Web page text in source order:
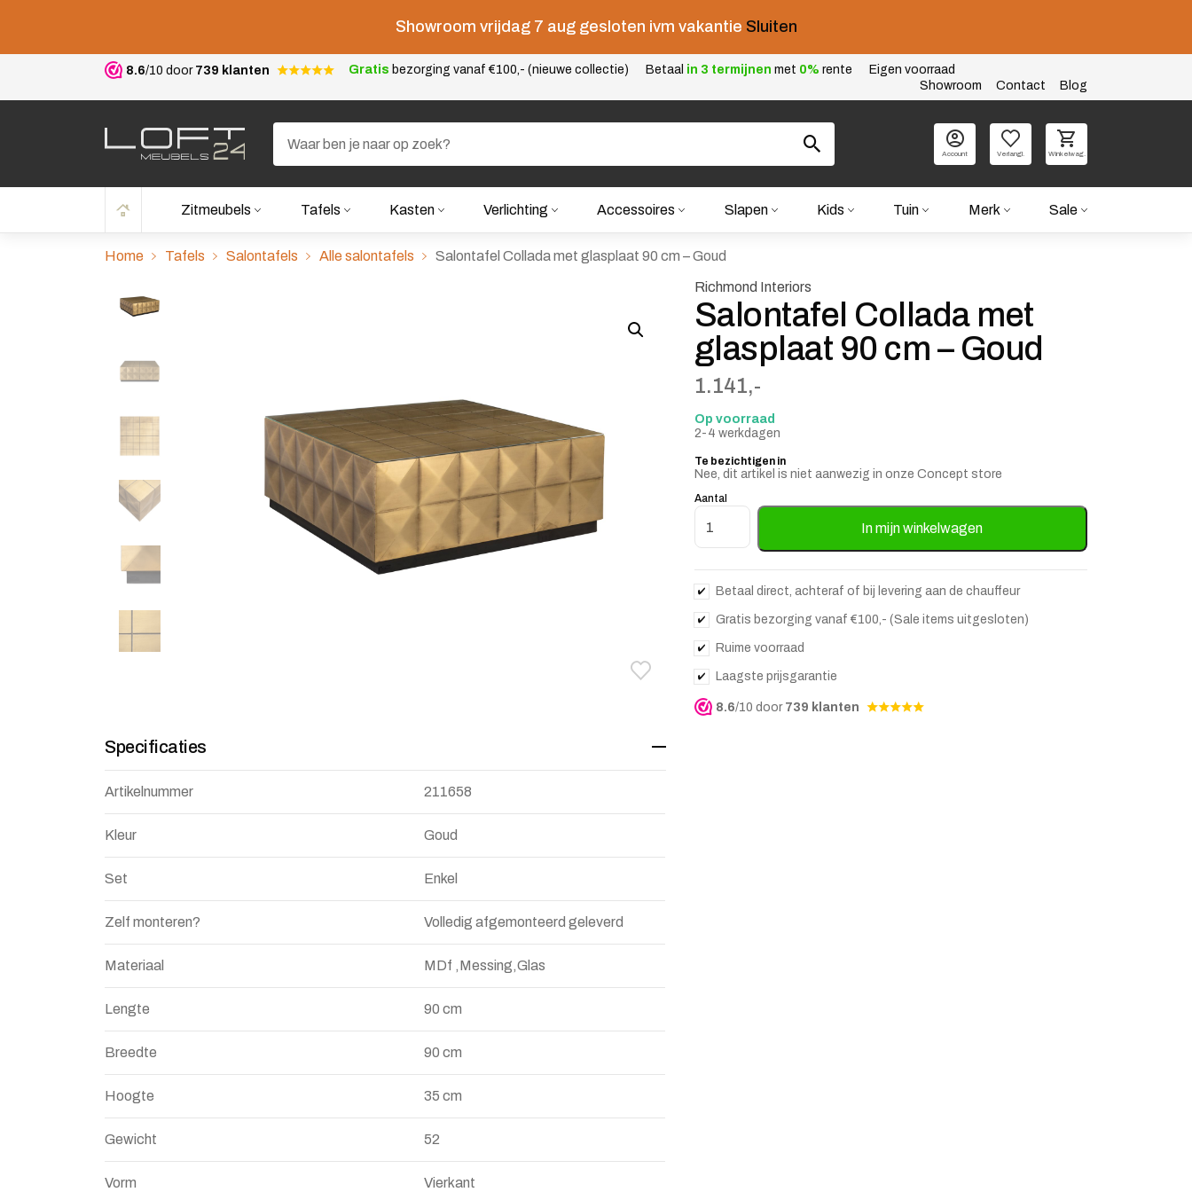
Showroom vrijdag 7 aug gesloten ivm vakantie Sluiten
8.6/10 door 739 klanten Gratis bezorging vanaf €100,- (nieuwe collectie) Betaal in 3 termijnen met 0% rente
Eigen voorraad
Showroom
Contact Blog
Account Verlangl. Winkelwag.
Zitmeubels Tafels Kasten Verlichting Accessoires Slapen Kids Tuin Merk Sale
Home Tafels Salontafels Alle salontafels Salontafel Collada met glasplaat 90 cm – Goud
Toevoegen aan verlanglijstje
Verwijderen van verlanglijst
Specificaties
Artikelnummer 211658
Kleur Goud
Set Enkel
Zelf monteren? Volledig afgemonteerd geleverd
Materiaal MDf ,Messing,Glas
Lengte 90 cm
Breedte 90 cm
Hoogte 35 cm
Gewicht 52
Vorm Vierkant
Richmond Interiors
Salontafel Collada met
glasplaat 90 cm – Goud
1.141,-
Op voorraad
2-4 werkdagen
Te bezichtigen in
Nee, dit artikel is niet aanwezig in onze Concept store
Aantal
Salontafel Collada met glasplaat 90 cm - Goud aantal
In mijn winkelwagen
Betaal direct, achteraf of bij levering aan de chauffeur
Gratis bezorging vanaf €100,- (Sale items uitgesloten)
Ruime voorraad
Laagste prijsgarantie
8.6/10 door 739 klanten